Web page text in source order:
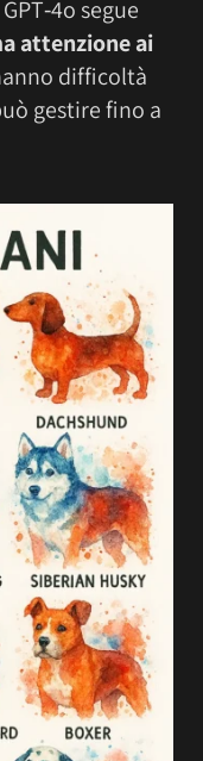
segue
attenzione ai
difficoltà
gestire fino a